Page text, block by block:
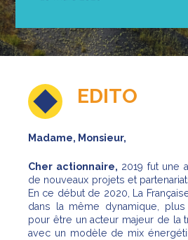
EDITO
Madame, Monsieur,
Cher actionnaire, 2019 fut une
de nouveaux projets et
En ce début de 2020, La
dans la même dynamique,
pour être un acteur majeur de la
avec un modèle de mix